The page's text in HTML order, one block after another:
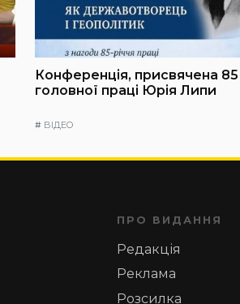
Конференція, присвячена 85
головної праці Юрія Липи
# ВІДЕО
ПРО ВИДАННЯ
Редакція
Реклама
Розсилка